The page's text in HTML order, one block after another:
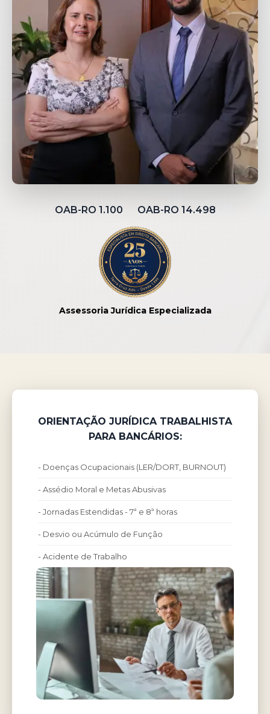
OAB-RO 1.100 OAB-RO 14.498
Assessoria Jurídica Especializada
ORIENTAÇÃO JURÍDICA TRABALHISTA
PARA BANCÁRIOS:
- Doenças Ocupacionais (LER/DORT, BURNOUT)
- Assédio Moral e Metas Abusivas
- Jornadas Estendidas - 7ª e 8ª horas
- Desvio ou Acúmulo de Função
- Acidente de Trabalho